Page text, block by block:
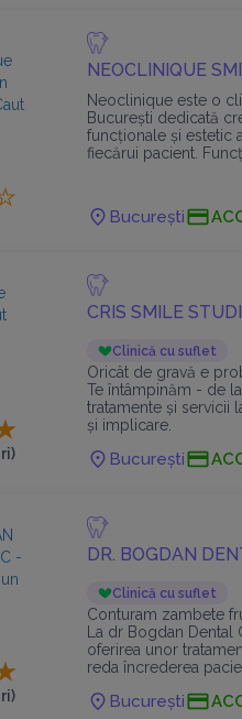
NEOCLINIQUE
Neoclinique este o
București dedicată
funcționale și estetic
fiecărui pacient.
București
CRIS SMILE
Clinică cu suflet
Oricât de gravă e
Te întâmpinăm - de
tratamente și servicii
și implicare.
București
DR. BOGDAN
Clinică cu suflet
Conturam zambete
La dr Bogdan
oferirea unor
reda încrederea
București